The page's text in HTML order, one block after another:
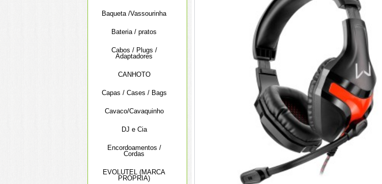
Baqueta /Vassourinha
Bateria / pratos
Cabos / Plugs /
Adaptadores
CANHOTO
Capas / Cases / Bags
Cavaco/Cavaquinho
DJ e Cia
Encordoamentos /
Cordas
EVOLUTEL (MARCA
PRÓPRIA)